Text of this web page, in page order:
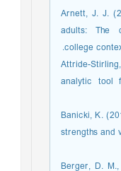
Arnett, J. J.
adults: The
college
Attride-
analytic tool
Banicki, K.
strengths
Berger, D.